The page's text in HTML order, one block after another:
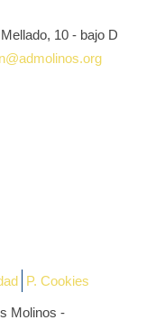
10 - bajo D
P. Cookies
Molinos -